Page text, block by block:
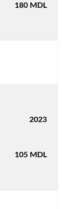
180 MDL
2023
105 MDL